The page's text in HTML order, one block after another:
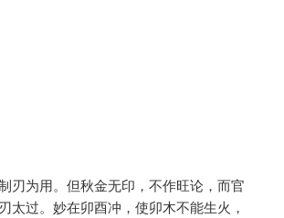
刃为用。但秋金无印，不作旺论，而官
太过。妙在卯酉冲，使卯木不能生火，